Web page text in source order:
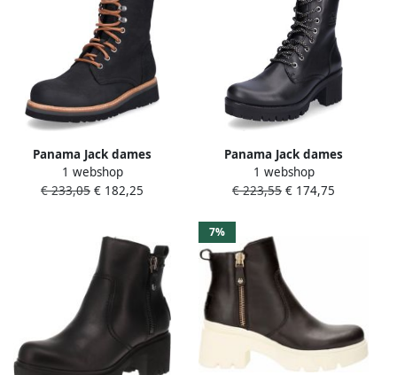
Panama Jack dames
enkellaars zwart
1 webshop
€ 233,05 € 182,25
Panama Jack dames
enkellaars zwart
1 webshop
€ 223,55 € 174,75
7%